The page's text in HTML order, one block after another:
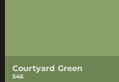
Courtyard Green
546